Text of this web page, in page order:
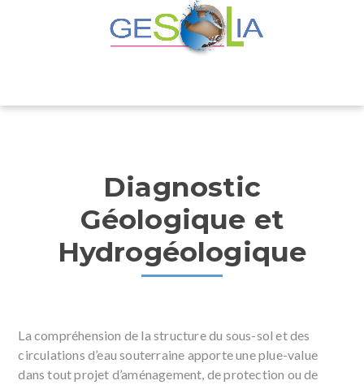
Diagnostic
Géologique et
Hydrogéologique
La compréhension de la structure du sous-sol et des
circulations d’eau souterraine apporte une plue-value
dans tout projet d’aménagement, de protection ou de